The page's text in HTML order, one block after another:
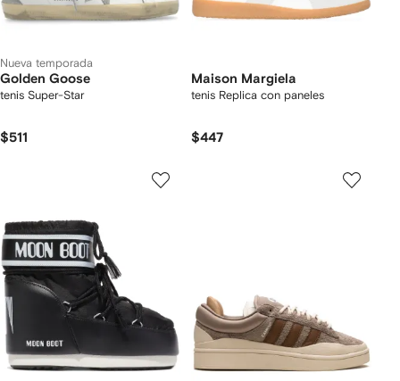
Nueva temporada
Golden Goose
tenis Super-Star
$511
Maison Margiela
tenis Replica con paneles
$447